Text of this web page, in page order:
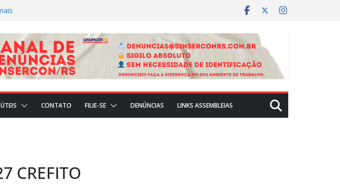
CONTATO FILIE-SE DENÚNCIAS LINKS ASSEMBLEIAS
CREFITO